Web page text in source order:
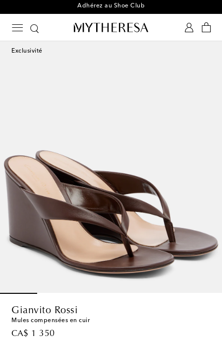
Adhérez au Shoe Club
Exclusivité
Gianvito Rossi
Mules compensées en cuir
CA$ 1 350
original price